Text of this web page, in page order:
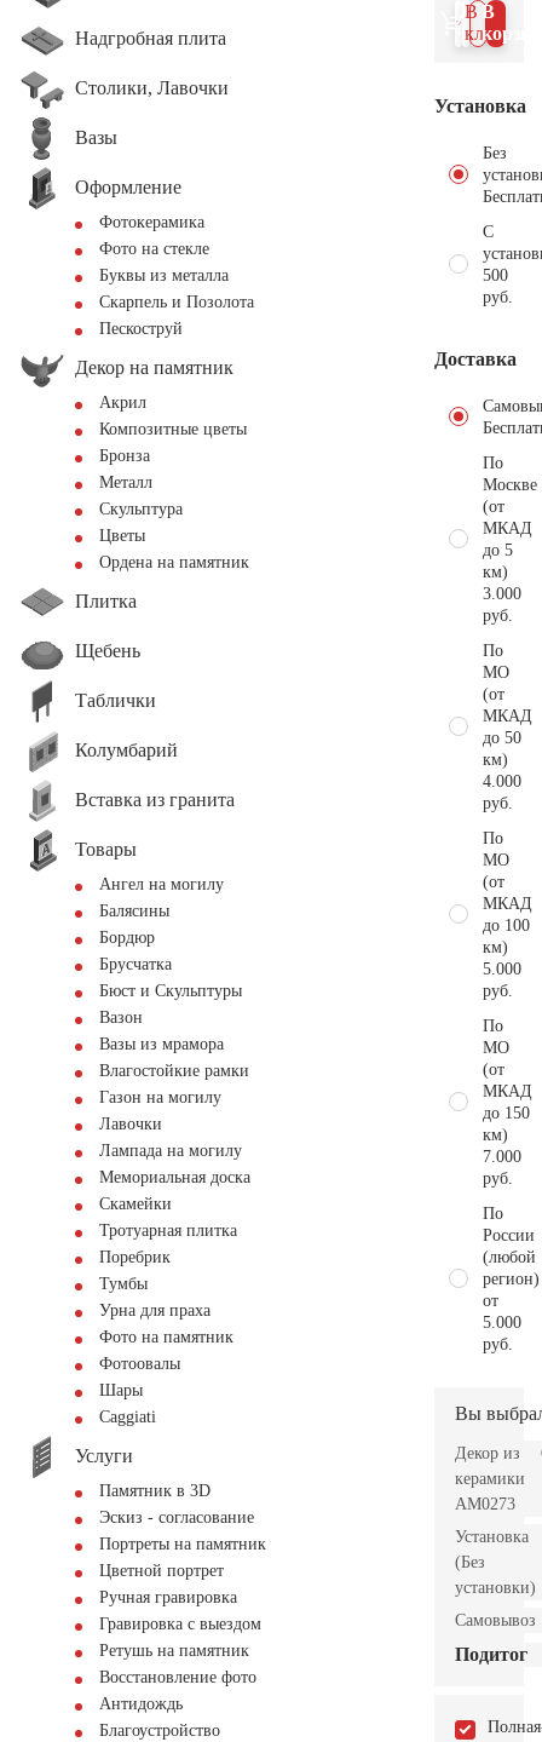
Надгробная плита
Столики, Лавочки
Вазы
Оформление
Фотокерамика
Фото на стекле
Буквы из металла
Скарпель и Позолота
Пескоструй
Декор на памятник
Акрил
Композитные цветы
Бронза
Металл
Скульптура
Цветы
Ордена на памятник
Плитка
Щебень
Таблички
Колумбарий
Вставка из гранита
Товары
Ангел на могилу
Балясины
Бордюр
Брусчатка
Бюст и Скульптуры
Вазон
Вазы из мрамора
Влагостойкие рамки
Газон на могилу
Лавочки
Лампада на могилу
Мемориальная доска
Скамейки
Тротуарная плитка
Поребрик
Тумбы
Урна для праха
Фото на памятник
Фотоовалы
Шары
Сaggiati
Услуги
Памятник в 3D
Эскиз - согласование
Портреты на памятник
Цветной портрет
Ручная гравировка
Гравировка с выездом
Ретушь на памятник
Восстановление фото
Антидождь
Благоустройство
В
В 1
клик
Установка
Без
С
500
руб.
Доставка
По
Москве
(от
МКАД
до 5
км)
3.000
руб.
По
МО
(от
МКАД
до 50
км)
4.000
руб.
По
МО
(от
МКАД
до 100
км)
5.000
руб.
По
МО
(от
МКАД
до 150
км)
7.000
руб.
По
России
(любой
регион)
от
5.000
руб.
Вы
Декор из
керамики
AM0273
Установка
(Без
установки)
Самовывоз
Подитог
Полная